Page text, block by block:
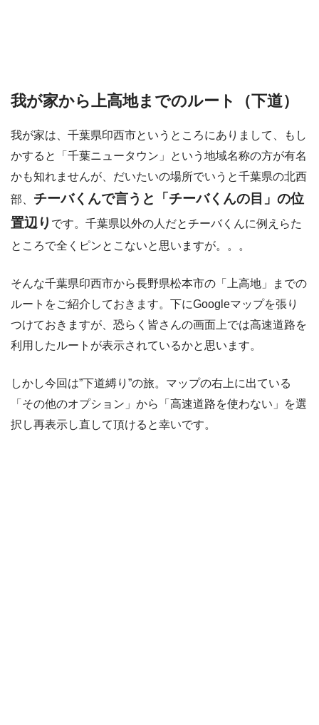
我が家から上高地までのルート（下道）
我が家は、千葉県印西市というところにありまして、もし
かすると「千葉ニュータウン」という地域名称の方が有名
かも知れませんが、だいたいの場所でいうと千葉県の北西
部、 チーバくんで言うと「チーバくんの目」の位
置辺り です。千葉県以外の人だとチーバくんに例えらた
ところで全くピンとこないと思いますが。。。
そんな千葉県印西市から長野県松本市の「上高地」までの
ルートをご紹介しておきます。下にGoogleマップを張り
つけておきますが、恐らく皆さんの画面上では高速道路を
利用したルートが表示されているかと思います。
しかし今回は”下道縛り”の旅。マップの右上に出ている
「その他のオプション」から「高速道路を使わない」を選
択し再表示し直して頂けると幸いです。